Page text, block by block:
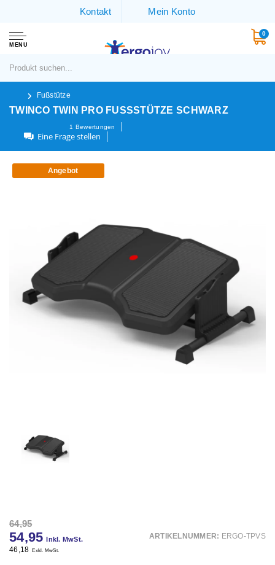
Kontakt Mein Konto
MENU
0
Fußstütze
TWINCO TWIN PRO FUSSSTÜTZE SCHWARZ
1 Bewertungen
Eine Frage stellen
Angebot
64,95
54,95 Inkl. MwSt.
46,18 Exkl. MwSt.
ARTIKELNUMMER: ERGO-TPVS